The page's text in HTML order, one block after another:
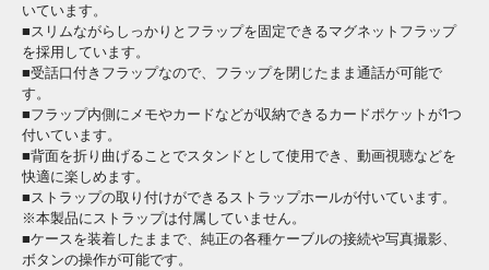
いています。
■スリムながらしっかりとフラップを固定できるマグネットフラップ
を採用しています。
■受話口付きフラップなので、フラップを閉じたまま通話が可能で
す。
■フラップ内側にメモやカードなどが収納できるカードポケットが1つ
付いています。
■背面を折り曲げることでスタンドとして使用でき、動画視聴などを
快適に楽しめます。
■ストラップの取り付けができるストラップホールが付いています。
※本製品にストラップは付属していません。
■ケースを装着したままで、純正の各種ケーブルの接続や写真撮影、
ボタンの操作が可能です。